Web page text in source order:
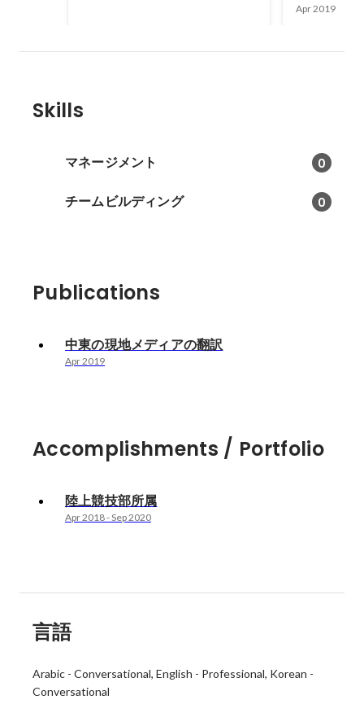
た。
Apr 2019
Skills
マネージメント 0
チームビルディング 0
Publications
中東の現地メディアの翻訳
Apr 2019
Accomplishments / Portfolio
陸上競技部所属
Apr 2018-Sep 2020
言語
Arabic - Conversational English - Professional Korean -
Conversational